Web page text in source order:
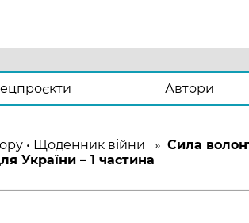
Автори
• Щоденник війни » Сила
України – 1 частина